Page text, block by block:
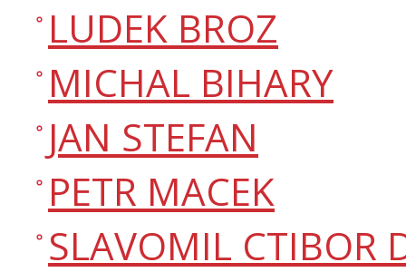
LUDEK BROZ
MICHAL BIHARY
JAN STEFAN
PETR MACEK
SLAVOMIL CTIBOR